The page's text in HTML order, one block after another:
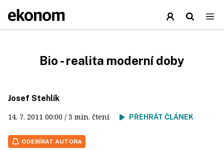
Bio - realita moderní doby
Josef Stehlík
14. 7. 2011 00:00 / 3 min. čtení PŘEHRÁT ČLÁNEK
ODEBÍRAT AUTORA